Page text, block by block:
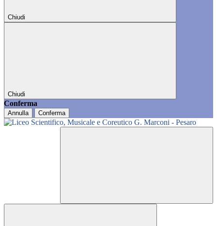
Chiudi
Chiudi
Conferma
Annulla Conferma